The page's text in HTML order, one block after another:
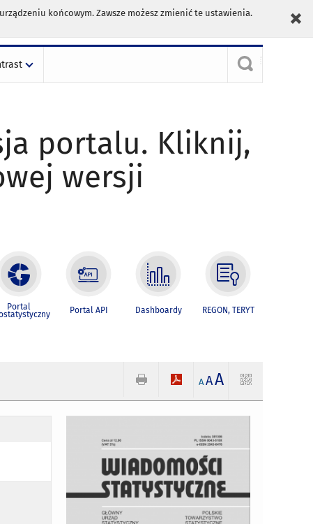
końcowym. Zawsze możesz zmienić te ustawienia.
portalu. Kliknij,
wersji
Portal Portal API Dashboardy REGON, TERYT
A AA